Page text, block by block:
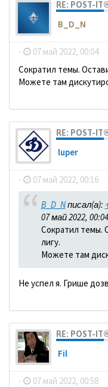
RE: POST-
B_D_N
- 07 май 2022, 00:04
Сократил темы.
Можете там
RE: POST-
luper
- 07 май 2022, 00:16
B_D_Nписал(а):
07 май 2022, 00:04
Сократил темы.
лигу.
Можете там
Не успел я. Грише
RE: POST-
Fil
- 07 май 2022, 00:58